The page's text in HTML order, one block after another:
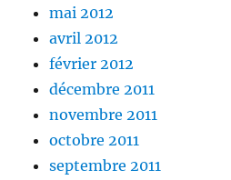
mai 2012
avril 2012
février 2012
décembre 2011
novembre 2011
octobre 2011
septembre 2011